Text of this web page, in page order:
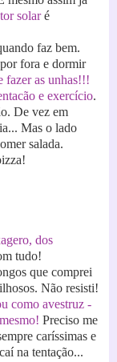
solaré
faz bem.
fora e dormir
fazer as unhas!!!
e exercício.
De vez em
Mas o lado
salada.
dos
tudo!
que comprei
Não resisti!
como avestruz -
Preciso me
caríssimas e
na tentação...